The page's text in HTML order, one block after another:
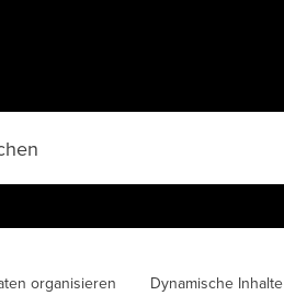
organisieren Dynamische Inhalte